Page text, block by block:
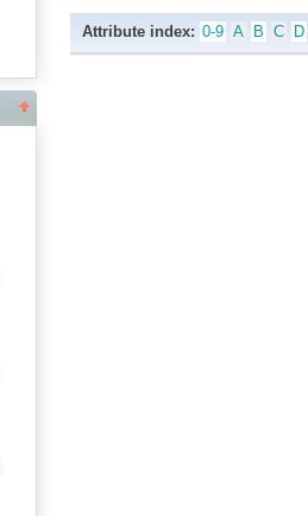
Attribute index: 0-9 A B C D